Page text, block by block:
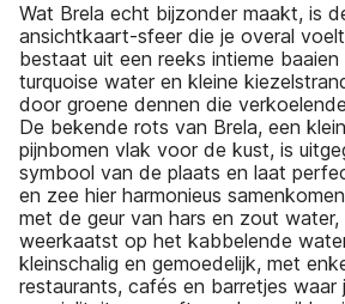
Wat Brela echt bijzonder maakt, is
ansichtkaart-sfeer die je overal
bestaat uit een reeks intieme baaien
turquoise water en kleine
door groene dennen die
De bekende rots van Brela, een
pijnbomen vlak voor de kust, is
symbool van de plaats en laat
en zee hier harmonieus
met de geur van hars en zout
weerkaatst op het kabbelende
kleinschalig en gemoedelijk, met
restaurants, cafés en barretjes waar